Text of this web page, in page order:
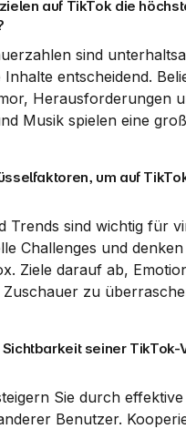
auf TikTok die
sind
entscheidend.
Herausforderungen
Musik spielen eine
um auf
Trends sind wichtig für
Challenges und denken
Ziele darauf ab,
zu
seiner TikTok-
Sie durch
Benutzer.